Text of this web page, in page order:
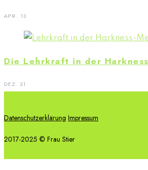
APR. 13
Die Lehrkraft in der
DEZ. 31
Datenschutzerklärung Impressum
2017-2025 © Frau Stier